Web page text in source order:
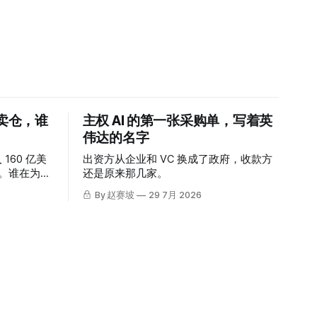
仓，谁
160 亿美
谁在为这
主权 AI 的第一张采购单，写着英
伟达的名字
出资方从企业和 VC 换成了政府，收款方
还是原来那几家。
By 赵赛坡 29 7月 2026